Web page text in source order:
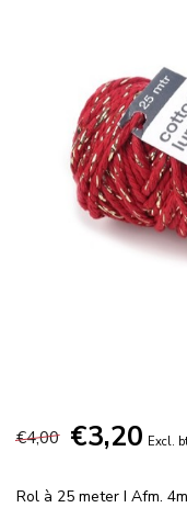
€4,00 €3,20 Excl.
Rol à 25 meter I Afm.